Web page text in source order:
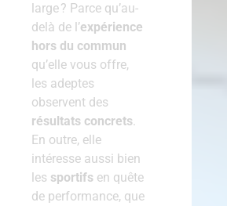
large ? Parce qu’au-
delà de l’expérience
hors du commun
qu’elle vous offre,
les adeptes
observent des
résultats concrets.
En outre, elle
intéresse aussi bien
les sportifs en quête
de performance, que